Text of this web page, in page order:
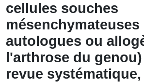
cellules souches
mésenchymateuses
autologues ou
l'arthrose du
revue systématique,